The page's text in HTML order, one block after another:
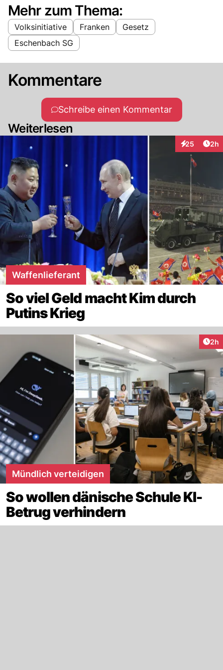
Mehr zum Thema:
Volksinitiative Franken
Gesetz
Eschenbach SG
Kommentare
Schreibe einen Kommentar
Weiterlesen
25
Interaktionen
2h
Waffenlieferant
So viel Geld macht Kim durch
Putins Krieg
2h
Mündlich verteidigen
So wollen dänische Schule KI-
Betrug verhindern